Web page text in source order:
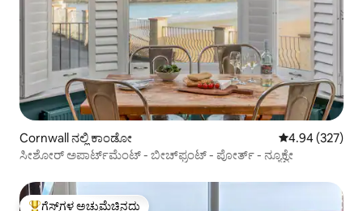
Cornwall ನಲ್ಲಿ ಕಾಂಡೋ 5 ರಲ್ಲಿ 4.94
4.94 (327)
ಸೀಶೋರ್ ಅಪಾರ್ಟ್‌ಮೆಂಟ್ - ಬೀಚ್‌ಫ್ರಂಟ್ - ಪೋರ್ತ್ - ನ್ಯೂಕ್ವೇ
ಗೆಸ್ಟ್‌ಗಳ ಅಚ್ಚುಮೆಚ್ಚಿನದು